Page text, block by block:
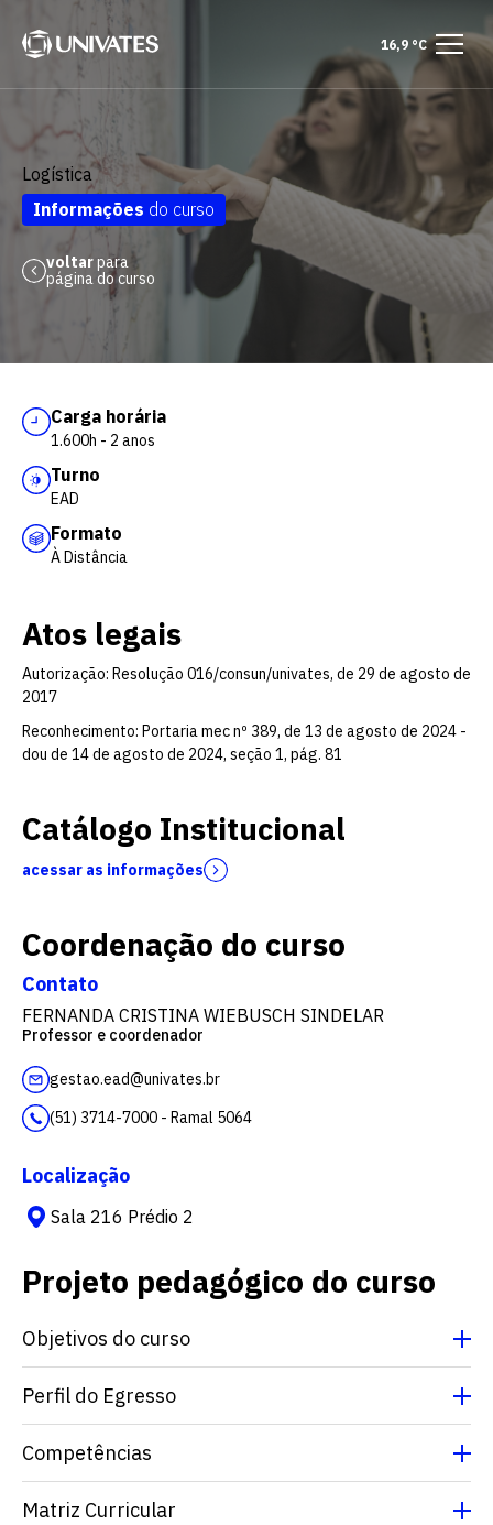
16,9 °C
Logística
Informações do curso
voltarpara
página do curso
Carga horária
1.600h - 2 anos
Turno
EAD
Formato
À Distância
Atos legais
Autorização: Resolução 016/consun/univates, de 29 de agosto de
2017
Reconhecimento: Portaria mec nº 389, de 13 de agosto de 2024 -
dou de 14 de agosto de 2024, seção 1, pág. 81
Catálogo Institucional
acessar as informações
Coordenação do curso
Contato
FERNANDA CRISTINA WIEBUSCH SINDELAR
Professor e coordenador
gestao.ead@univates.br
(51) 3714-7000 - Ramal 5064
Localização
Sala 216 Prédio 2
Projeto pedagógico do curso
Objetivos do curso
Perfil do Egresso
Competências
Matriz Curricular